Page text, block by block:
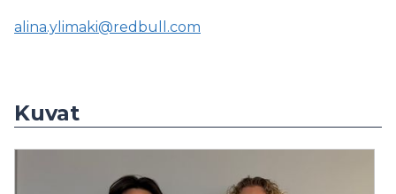
alina.ylimaki@redbull.com
Kuvat